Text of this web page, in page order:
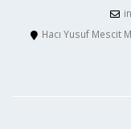
Hacı Yusuf Mescit